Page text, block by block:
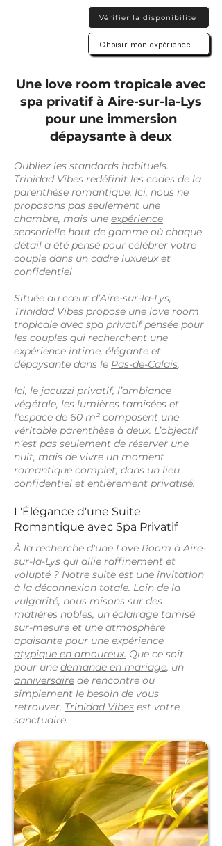
Vérifier la disponibilite
Choisir mon expérience
Une love room tropicale avec
spa privatif à Aire-sur-la-Lys
pour une immersion
dépaysante à deux
Oubliez les standards habituels.
Trinidad Vibes redéfinit les codes de la
parenthèse romantique. Ici, nous ne
proposons pas seulement une
chambre, mais une expérience
sensorielle haut de gamme où chaque
détail a été pensé pour célébrer votre
couple dans un cadre luxueux et
confidentiel
Située au cœur d’Aire-sur-la-Lys,
Trinidad Vibes propose une love room
tropicale avec spa privatifpensée pour
les couples qui recherchent une
expérience intime, élégante et
dépaysante dans le Pas-de-Calais.
Ici, le jacuzzi privatif, l’ambiance
végétale, les lumières tamisées et
l’espace de 60 m² composent une
véritable parenthèse à deux. L’objectif
n’est pas seulement de réserver une
nuit, mais de vivre un moment
romantique complet, dans un lieu
confidentiel et entièrement privatisé.
L'Élégance d'une Suite
Romantique avec Spa Privatif
À la recherche d'une Love Room à Aire-
sur-la-Lys qui allie raffinement et
volupté ? Notre suite est une invitation
à la déconnexion totale. Loin de la
vulgarité, nous misons sur des
matières nobles, un éclairage tamisé
sur-mesure et une atmosphère
apaisante pour une expérience
atypique en amoureux. Que ce soit
pour une demande en mariage, un
anniversaire de rencontre ou
simplement le besoin de vous
retrouver, Trinidad Vibes est votre
sanctuaire.